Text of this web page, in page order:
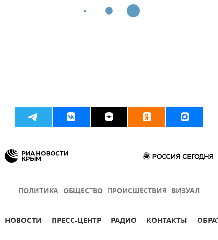
ПОЛИТИКА ОБЩЕСТВО ПРОИСШЕСТВИЯ ВИЗУАЛ
НОВОСТИ ПРЕСС-ЦЕНТР РАДИО КОНТАКТЫ